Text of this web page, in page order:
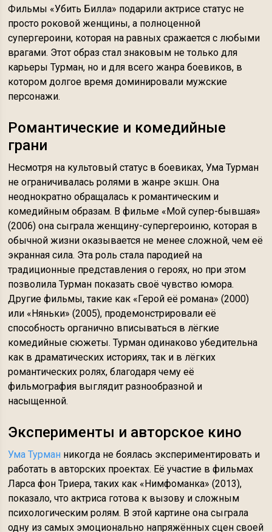
Фильмы «Убить Билла» подарили актрисе статус не
просто роковой женщины, а полноценной
супергероини, которая на равных сражается с любыми
врагами. Этот образ стал знаковым не только для
карьеры Турман, но и для всего жанра боевиков, в
котором долгое время доминировали мужские
персонажи.
Романтические и комедийные
грани
Несмотря на культовый статус в боевиках, Ума Турман
не ограничивалась ролями в жанре экшн. Она
неоднократно обращалась к романтическим и
комедийным образам. В фильме «Мой супер-бывшая»
(2006) она сыграла женщину-супергероиню, которая в
обычной жизни оказывается не менее сложной, чем её
экранная сила. Эта роль стала пародией на
традиционные представления о героях, но при этом
позволила Турман показать своё чувство юмора.
Другие фильмы, такие как «Герой её романа» (2000)
или «Няньки» (2005), продемонстрировали её
способность органично вписываться в лёгкие
комедийные сюжеты. Турман одинаково убедительна
как в драматических историях, так и в лёгких
романтических ролях, благодаря чему её
фильмография выглядит разнообразной и
насыщенной.
Эксперименты и авторское кино
Ума Турман никогда не боялась экспериментировать и
работать в авторских проектах. Её участие в фильмах
Ларса фон Триера, таких как «Нимфоманка» (2013),
показало, что актриса готова к вызову и сложным
психологическим ролям. В этой картине она сыграла
одну из самых эмоционально напряжённых сцен своей